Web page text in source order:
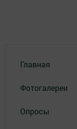
Главная
Фотогалереи
Опросы